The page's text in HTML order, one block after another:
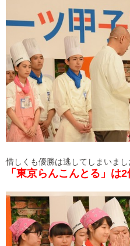
惜しくも優勝は逃してしまいまし
「東京らんこんとる」は2